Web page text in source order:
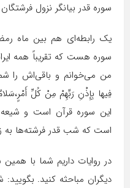
سوره قدر بیانگر نزول
یک رابطه‌ای هم بین ماه
سوره هست که تقریباً همه
من می‌خوانم و باقی‌اش را شما
این سوره قرآن است و
است که شب قدر فرشته‌ها به
در روایات داریم شما با
دیگران مباحثه کنید.